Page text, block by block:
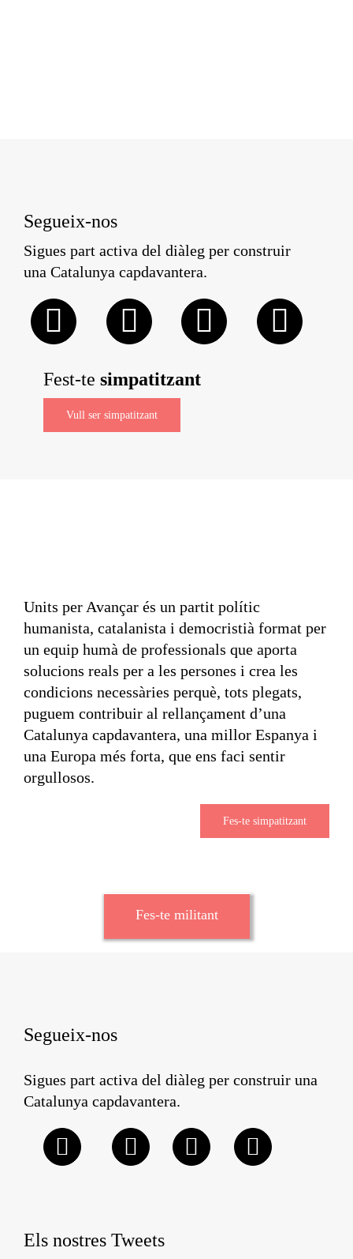
Segueix-nos
Sigues part activa del diàleg per construir
una Catalunya capdavantera.
Fest-te simpatitzant
Vull ser simpatitzant
Units per Avançar és un partit polític
humanista, catalanista i democristià format per
un equip humà de professionals que aporta
solucions reals per a les persones i crea les
condicions necessàries perquè, tots plegats,
puguem contribuir al rellançament d’una
Catalunya capdavantera, una millor Espanya i
una Europa més forta, que ens faci sentir
orgullosos.
Fes-te simpatitzant
Fes-te militant
Segueix-nos
Sigues part activa del diàleg per construir una
Catalunya capdavantera.
Els nostres Tweets